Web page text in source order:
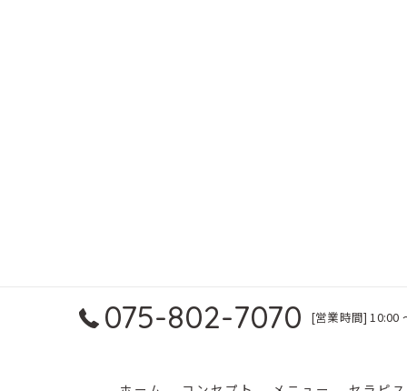
075-802-7070 [営業時間] 10:00